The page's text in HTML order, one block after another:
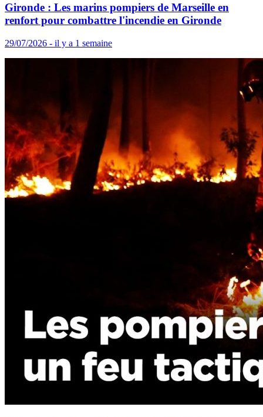
Gironde : Les marins pompiers de Marseille en
renfort pour combattre l'incendie en Gironde
29/07/2026 - il y a 1 semaine